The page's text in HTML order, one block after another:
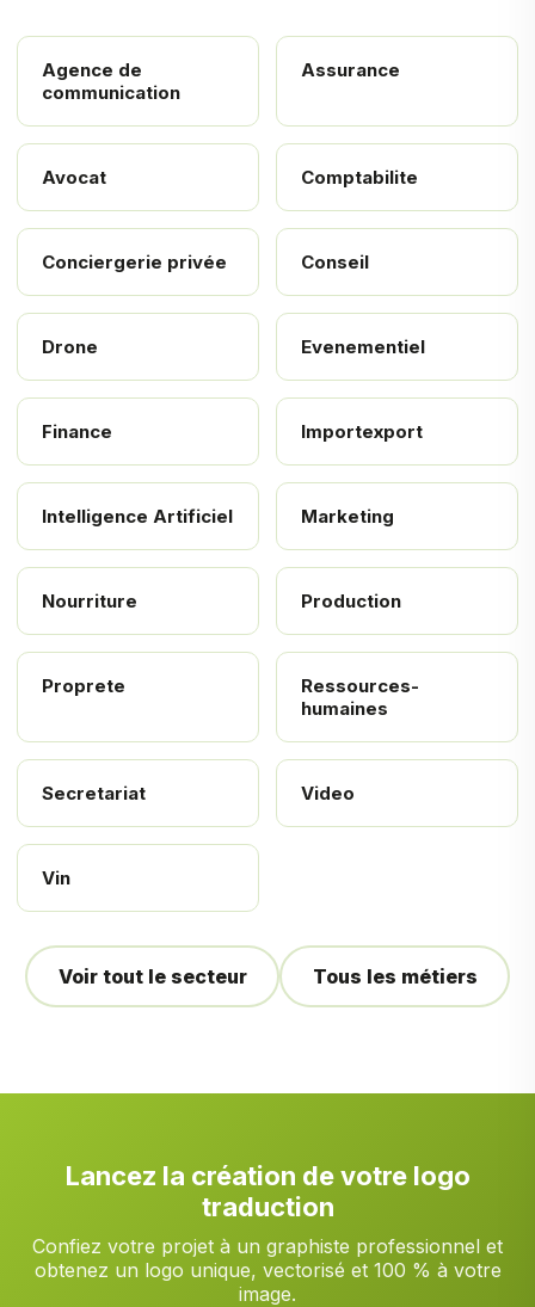
Agence de
communication
Assurance
Avocat Comptabilite
Conciergerie privée Conseil
Drone Evenementiel
Finance Importexport
Intelligence Artificiel Marketing
Nourriture Production
Proprete
Ressources-
humaines
Secretariat Video
Vin
Voir tout le secteur Tous les métiers
Lancez la création de votre logo
traduction
Confiez votre projet à un graphiste professionnel et
obtenez un logo unique, vectorisé et 100 % à votre
image.